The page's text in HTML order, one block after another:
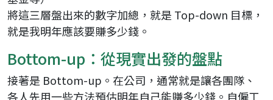
將這三層盤出來的數字加總，就是 Top-down 目標，
就是我明年應該要賺多少錢。
Bottom-up：從現實出發的盤點
接著是 Bottom-up。在公司，通常就是讓各團隊、
各人先用一些方法預估明年自己能賺多少錢。自僱工